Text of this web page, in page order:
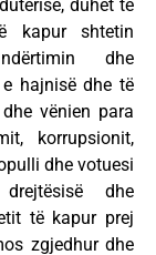
duhet të
kapur shtetin
dhe
hajnisë dhe të
vënien para
korrupsionit,
dhe votuesi
dhe
të kapur prej
zgjedhur dhe